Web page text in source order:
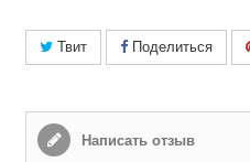
Твит Поделиться
Написать отзыв